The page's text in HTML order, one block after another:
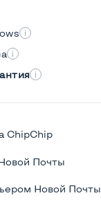
ChipChip
Почты
Новой Почты